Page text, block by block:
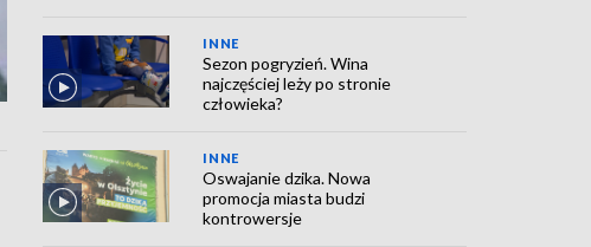
INNE
Sezon pogryzień. Wina
najczęściej leży po stronie
człowieka?
INNE
Oswajanie dzika. Nowa
promocja miasta budzi
kontrowersje